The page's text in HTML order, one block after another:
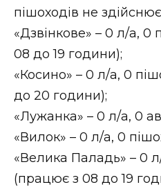
пішоходів не
«Дзвінкове» – 0 л/а, 0
08 до 19 години);
«Косино» – 0 л/а, 0
до 20 години);
«Лужанка» – 0 л/а, 0
«Вилок» – 0 л/а, 0
«Велика Паладь» – 0
(працює з 08 до 19